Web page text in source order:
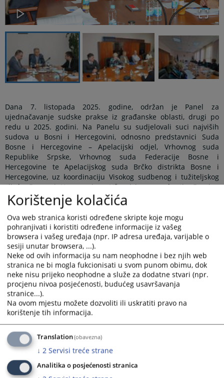
Dana 7. listopada 2025. godine, održan je Panel za
ujednačavanje sudske prakse iz građanske oblasti, drugi po
redu u 2025. godini. Na Panelu su sudjelovali suci najviših
sudova u Bosni i Hercegovini, odnosno predstavnici Suda
Bosne i Hercegovine – Apelacijski odjel, Vrhovnog suda
Republike Srpske, Vrhovnog suda Federacije Bosne i
Hercegovine te Apelacijskog suda Brčko distrikta Bosne i
Hercegovine, uz koordinaciju Visokog sudbenog i tužiteljskog
vijeća Bosne i Hercegovine. Učesnicima se obratio Damjan
Kaurinović, predsjednik Apelacijskog suda Brčko distrikta BiH
kao suda domaćina ovog sastanka, te naglasio značaj Panela
kao mehanizma za ujednačavanje sudske prakse na nivou
države, a radi osiguranja pravne sigurnosti i jednakosti pred
zakonom građana Bosne i Hercegovine.
Na sastanku je usvojen zapisnik sa prethodnog sastanka
Panela iz građanske oblasti koji je održan 10.6.2025. godine u
Vrhovnom sudu Republike Srpske, kada su diskutirane teme:
„Da li se radi o otklonjivom ili neotklonjivom nedostatku u
situaciji kada je označeni tuženi umro prije podnošenja tužbe“,
„Trasirana i sopstvena mjenica (Valjanost sopstvene mjenice
izdate na blanketu trasirane mjenice)“ i „Elementi mjenice i
pravna valjanost mjenice“. Povodom ovih tema usuglašena su
pravna shvaćanja koja su verificirana unutar Panel sudova.
Sukladno Pravilima o radu Panela, shvaćanja će biti objavljena
na znanje ne samo pravosudnoj zajednici, nego i široj javnosti,
nakon što se obrazloženja pravnih shvaćanja pripreme i
verificiraju od strane Panel sudova.
Korištenje kolačića
Ova web stranica koristi određene skripte koje mogu
pohranjivati i koristiti određene informacije iz vašeg
browsera i vašeg uređaja (npr. IP adresa uređaja, varijable o
sesiji unutar browsera, ...).
Neke od ovih informacija su nam neophodne i bez njih web
stranica ne bi mogla fukcionisati u svom punom obimu, dok
neke nisu prijeko neophodne a služe za dodatne stvari (npr.
procjenu nivoa posjećenosti, budućeg usavršavanja
stranice...).
Na ovom mjestu možete dozvoliti ili uskratiti pravo na
korištenje tih informacija.
Translation(obavezna)
↓ 2 Servisi treće strane
Analitika o posjećenosti stranica